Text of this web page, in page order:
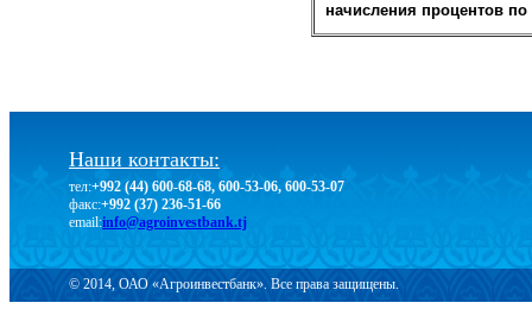
начисления процентов по
Наши контакты:
тел:+992 (44) 600-68-68, 600-53-06, 600-53-07
факс:+992 (37) 236-51-66
email:info@agroinvestbank.tj
© 2014, ОАО «Агроинвестбанк». Все права защищены.